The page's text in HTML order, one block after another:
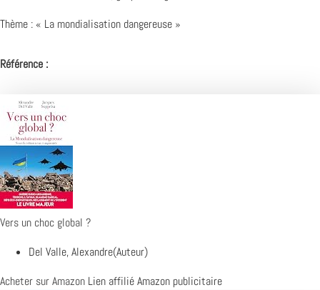
Thème : « La mondialisation dangereuse »
Référence :
Vers un choc global ?
Del Valle, Alexandre(Auteur)
Acheter sur Amazon Lien affilié Amazon publicitaire